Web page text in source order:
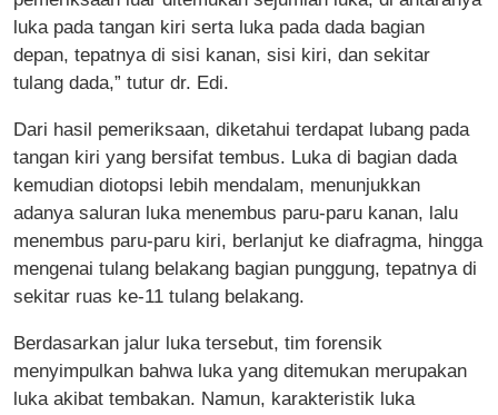
luka pada tangan kiri serta luka pada dada bagian
depan, tepatnya di sisi kanan, sisi kiri, dan sekitar
tulang dada,” tutur dr. Edi.
Dari hasil pemeriksaan, diketahui terdapat lubang pada
tangan kiri yang bersifat tembus. Luka di bagian dada
kemudian diotopsi lebih mendalam, menunjukkan
adanya saluran luka menembus paru-paru kanan, lalu
menembus paru-paru kiri, berlanjut ke diafragma, hingga
mengenai tulang belakang bagian punggung, tepatnya di
sekitar ruas ke-11 tulang belakang.
Berdasarkan jalur luka tersebut, tim forensik
menyimpulkan bahwa luka yang ditemukan merupakan
luka akibat tembakan. Namun, karakteristik luka